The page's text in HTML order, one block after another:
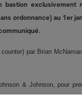
exclusivement
ordonnance) au 1er
par Brian
& Johnson, pour